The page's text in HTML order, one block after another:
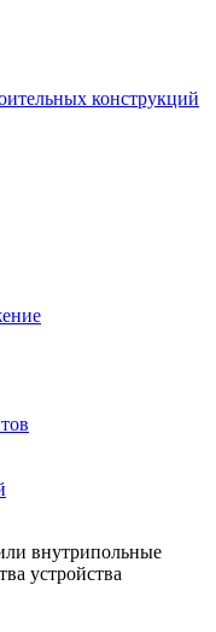
конструкций
внутрипольные
устройства